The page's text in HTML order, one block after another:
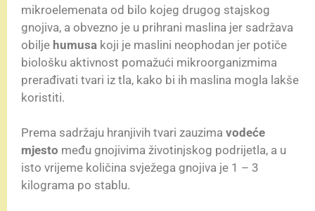
mikroelemenata od bilo kojeg drugog stajskog
gnojiva, a obvezno je u prihrani maslina jer sadržava
obilje humusa koji je maslini neophodan jer potiče
biološku aktivnost pomažući mikroorganizmima
prerađivati tvari iz tla, kako bi ih maslina mogla lakše
koristiti.
Prema sadržaju hranjivih tvari zauzima vodeće
mjesto među gnojivima životinjskog podrijetla, a u
isto vrijeme količina svježega gnojiva je 1 – 3
kilograma po stablu.